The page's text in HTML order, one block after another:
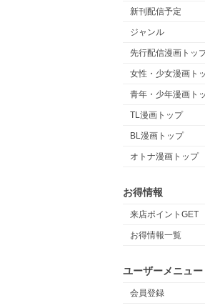
新刊配信予定
ジャンル
先行配信漫画トッ
女性・少女漫画ト
青年・少年漫画ト
TL漫画トップ
BL漫画トップ
オトナ漫画トップ
お得情報
来店ポイントGET
お得情報一覧
ユーザーメニュー
会員登録